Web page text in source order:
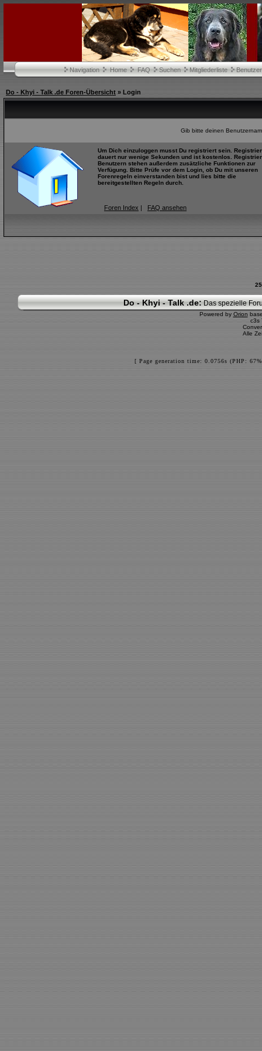
Navigation Home FAQ Suchen Mitgliederliste
Do - Khyi - Talk .de Foren-Übersicht » Login
Gib bitte deinen
Um Dich einzuloggen musst Du registriert sein.
dauert nur wenige Sekunden und ist kostenlos.
Benutzern stehen außerdem zusätzliche Funktionen zur
Verfügung. Bitte Prüfe vor dem Login, ob Du mit unseren
Forenregeln einverstanden bist und lies bitte die
bereitgestellten Regeln durch.
Foren Index | FAQ ansehen
Do - Khyi - Talk .de: Das spezielle
Powered by Orion
c3s
Alle
[ Page generation time: 0.0756s (PHP: